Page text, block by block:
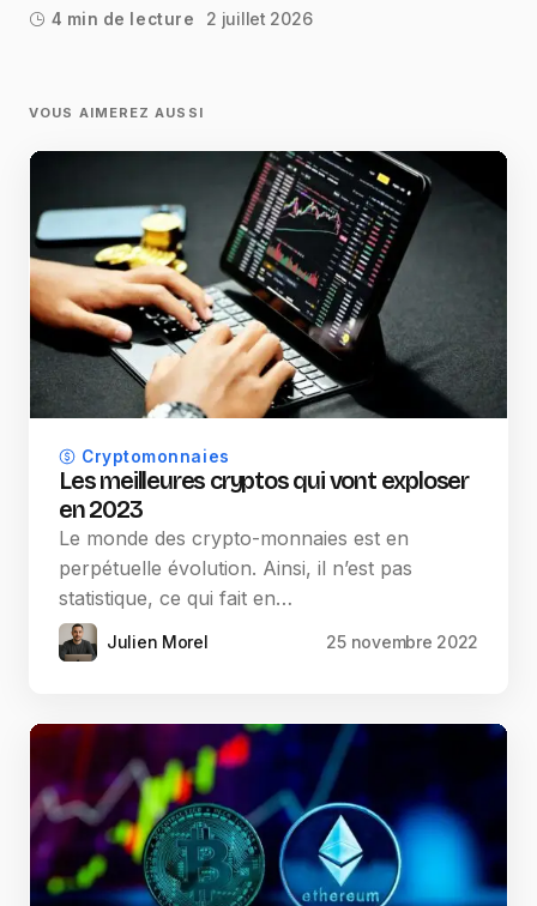
4 min de lecture 2 juillet 2026
VOUS AIMEREZ AUSSI
Cryptomonnaies
Les meilleures cryptos qui vont exploser
en 2023
Le monde des crypto-monnaies est en
perpétuelle évolution. Ainsi, il n’est pas
statistique, ce qui fait en…
Julien Morel 25 novembre 2022